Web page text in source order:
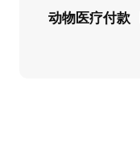
动物医疗付款